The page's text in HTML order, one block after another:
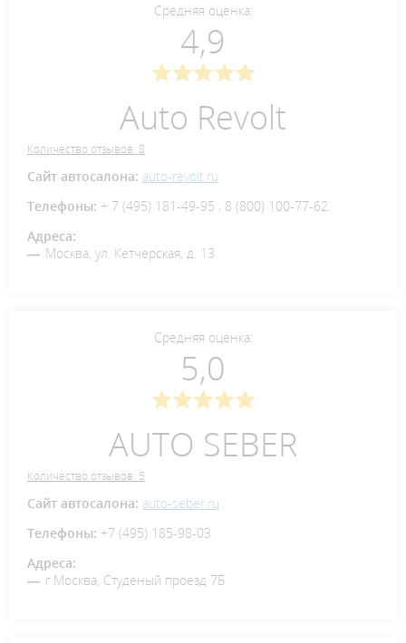
Средняя оценка:
4,9
Auto Revolt
Количество отзывов: 8
Сайт автосалона: auto-revolt.ru
Телефоны: + 7 (495) 181-49-95 ; 8 (800) 100-77-62.
Адреса:
Москва, ул. Кетчерская, д. 13
Средняя оценка:
5,0
AUTO SEBER
Количество отзывов: 5
Сайт автосалона: auto-seber.ru
Телефоны: +7 (495) 185-98-03.
Адреса:
г.Москва, Студеный проезд 7Б